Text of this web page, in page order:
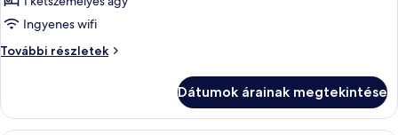
szoba,
kilátással
a
Ingyenes wifi
További részletek
Superior
tengerre
további
Dátumok árainak megtekintése